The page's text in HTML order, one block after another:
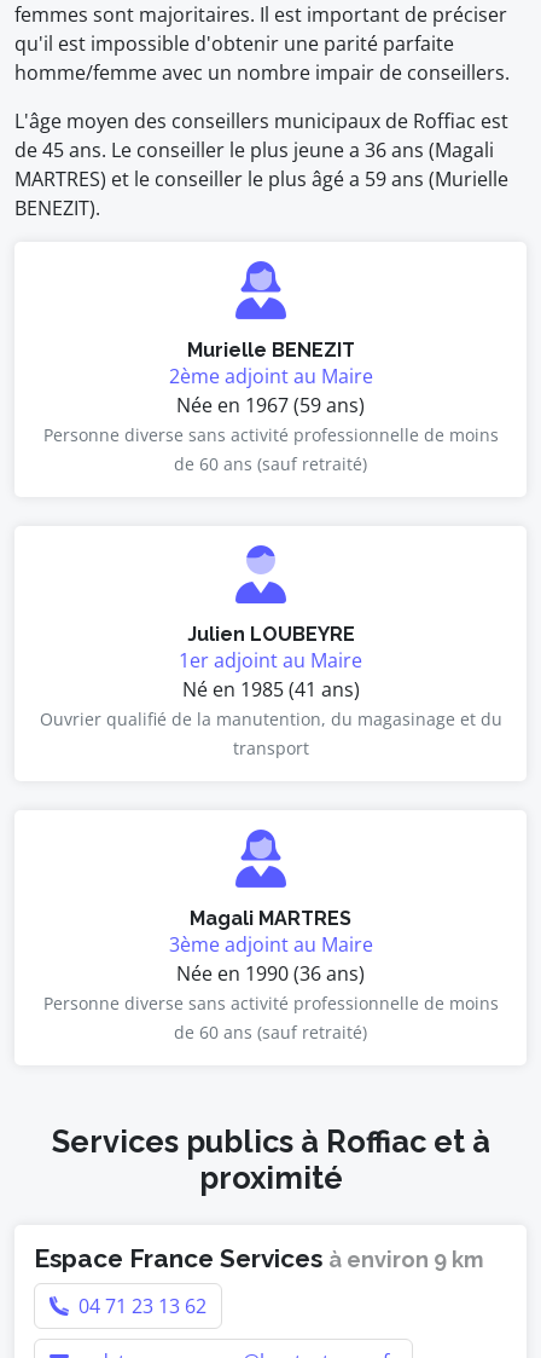
femmes sont majoritaires. Il est important de préciser
qu'il est impossible d'obtenir une parité parfaite
homme/femme avec un nombre impair de conseillers.
L'âge moyen des conseillers municipaux de Roffiac est
de 45 ans. Le conseiller le plus jeune a 36 ans (Magali
MARTRES) et le conseiller le plus âgé a 59 ans (Murielle
BENEZIT).
Murielle BENEZIT
2ème adjoint au Maire
Née en 1967 (59 ans)
Personne diverse sans activité professionnelle de moins
de 60 ans (sauf retraité)
Julien LOUBEYRE
1er adjoint au Maire
Né en 1985 (41 ans)
Ouvrier qualifié de la manutention, du magasinage et du
transport
Magali MARTRES
3ème adjoint au Maire
Née en 1990 (36 ans)
Personne diverse sans activité professionnelle de moins
de 60 ans (sauf retraité)
Services publics à Roffiac et à
proximité
Espace France Services à environ 9 km
04 71 23 13 62